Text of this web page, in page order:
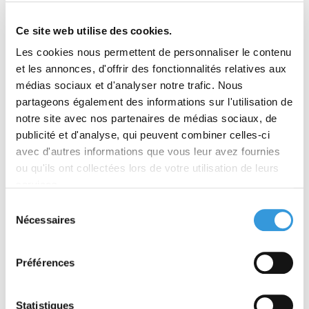
Ce site web utilise des cookies.
Les cookies nous permettent de personnaliser le contenu
et les annonces, d'offrir des fonctionnalités relatives aux
médias sociaux et d'analyser notre trafic. Nous
partageons également des informations sur l'utilisation de
notre site avec nos partenaires de médias sociaux, de
publicité et d'analyse, qui peuvent combiner celles-ci
avec d'autres informations que vous leur avez fournies
ou qu'ils ont collectées lors de votre utilisation de leurs
Nécessaires
Préférences
Statistiques
Sûreté en entreprise Responsabilité civile